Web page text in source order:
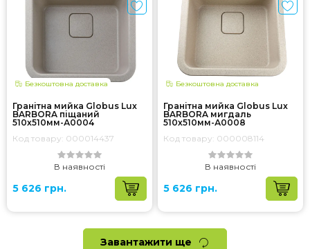
Безкоштовна доставка
Гранітна мийка Globus Lux
BARBORA піщаний
510х510мм-А0004
Код товару: 000014437
В наявності
5 626 грн.
Безкоштовна доставка
Гранітна мийка Globus Lux
BARBORA мигдаль
510х510мм-А0008
Код товару: 000008114
В наявності
5 626 грн.
Завантажити ще